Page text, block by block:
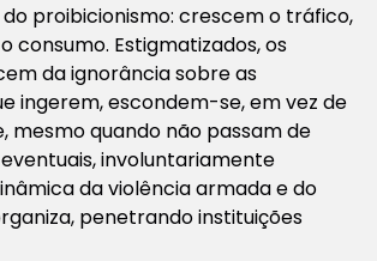
do proibicionismo: crescem o tráfico,
consumo. Estigmatizados, os
da ignorância sobre as
ingerem, escondem-se, em vez de
mesmo quando não passam de
involuntariamente
da violência armada e do
penetrando instituições